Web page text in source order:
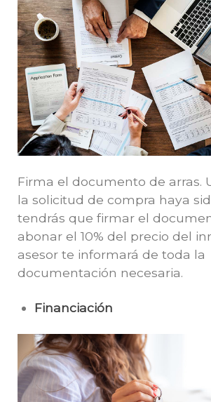
Firma el documento de arras.
la solicitud de compra haya
tendrás que firmar el
abonar el 10% del precio del
asesor te informará de toda la
documentación necesaria.
Financiación